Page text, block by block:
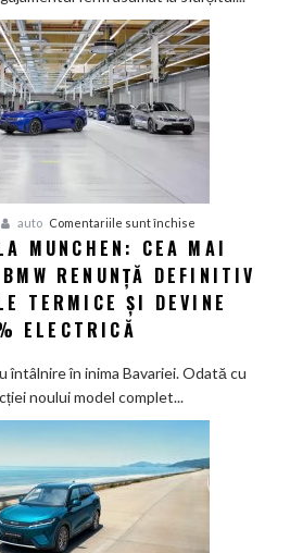
100%
electric
până
2030
șapte
noi
auto Comentariile sunt închise
O
nouă
eră
BMW
renunță
MUNCHEN: CEA MAI
RENUNȚĂ DEFINITIV
TERMICE ȘI DEVINE
ELECTRICĂ
întâlnire în inima Bavariei. Odată cu
noului model complet...